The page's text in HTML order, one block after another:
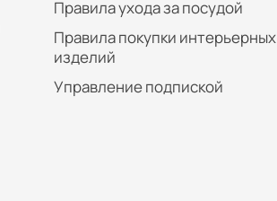
Правила ухода за посудой
Правила покупки интерьерных
изделий
Управление подпиской